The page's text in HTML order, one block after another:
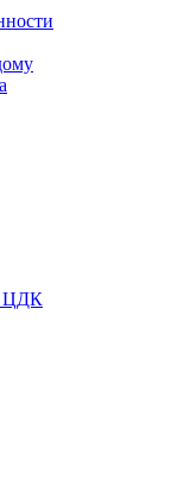
ЦДК